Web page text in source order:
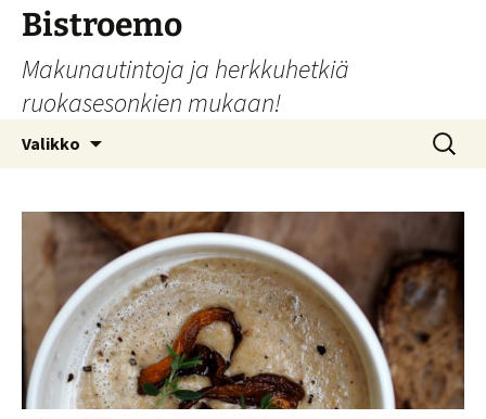
Siirry
sisältöön
Bistroemo
Makunautintoja ja herkkuhetkiä
ruokasesonkien mukaan!
Valikko Haku: